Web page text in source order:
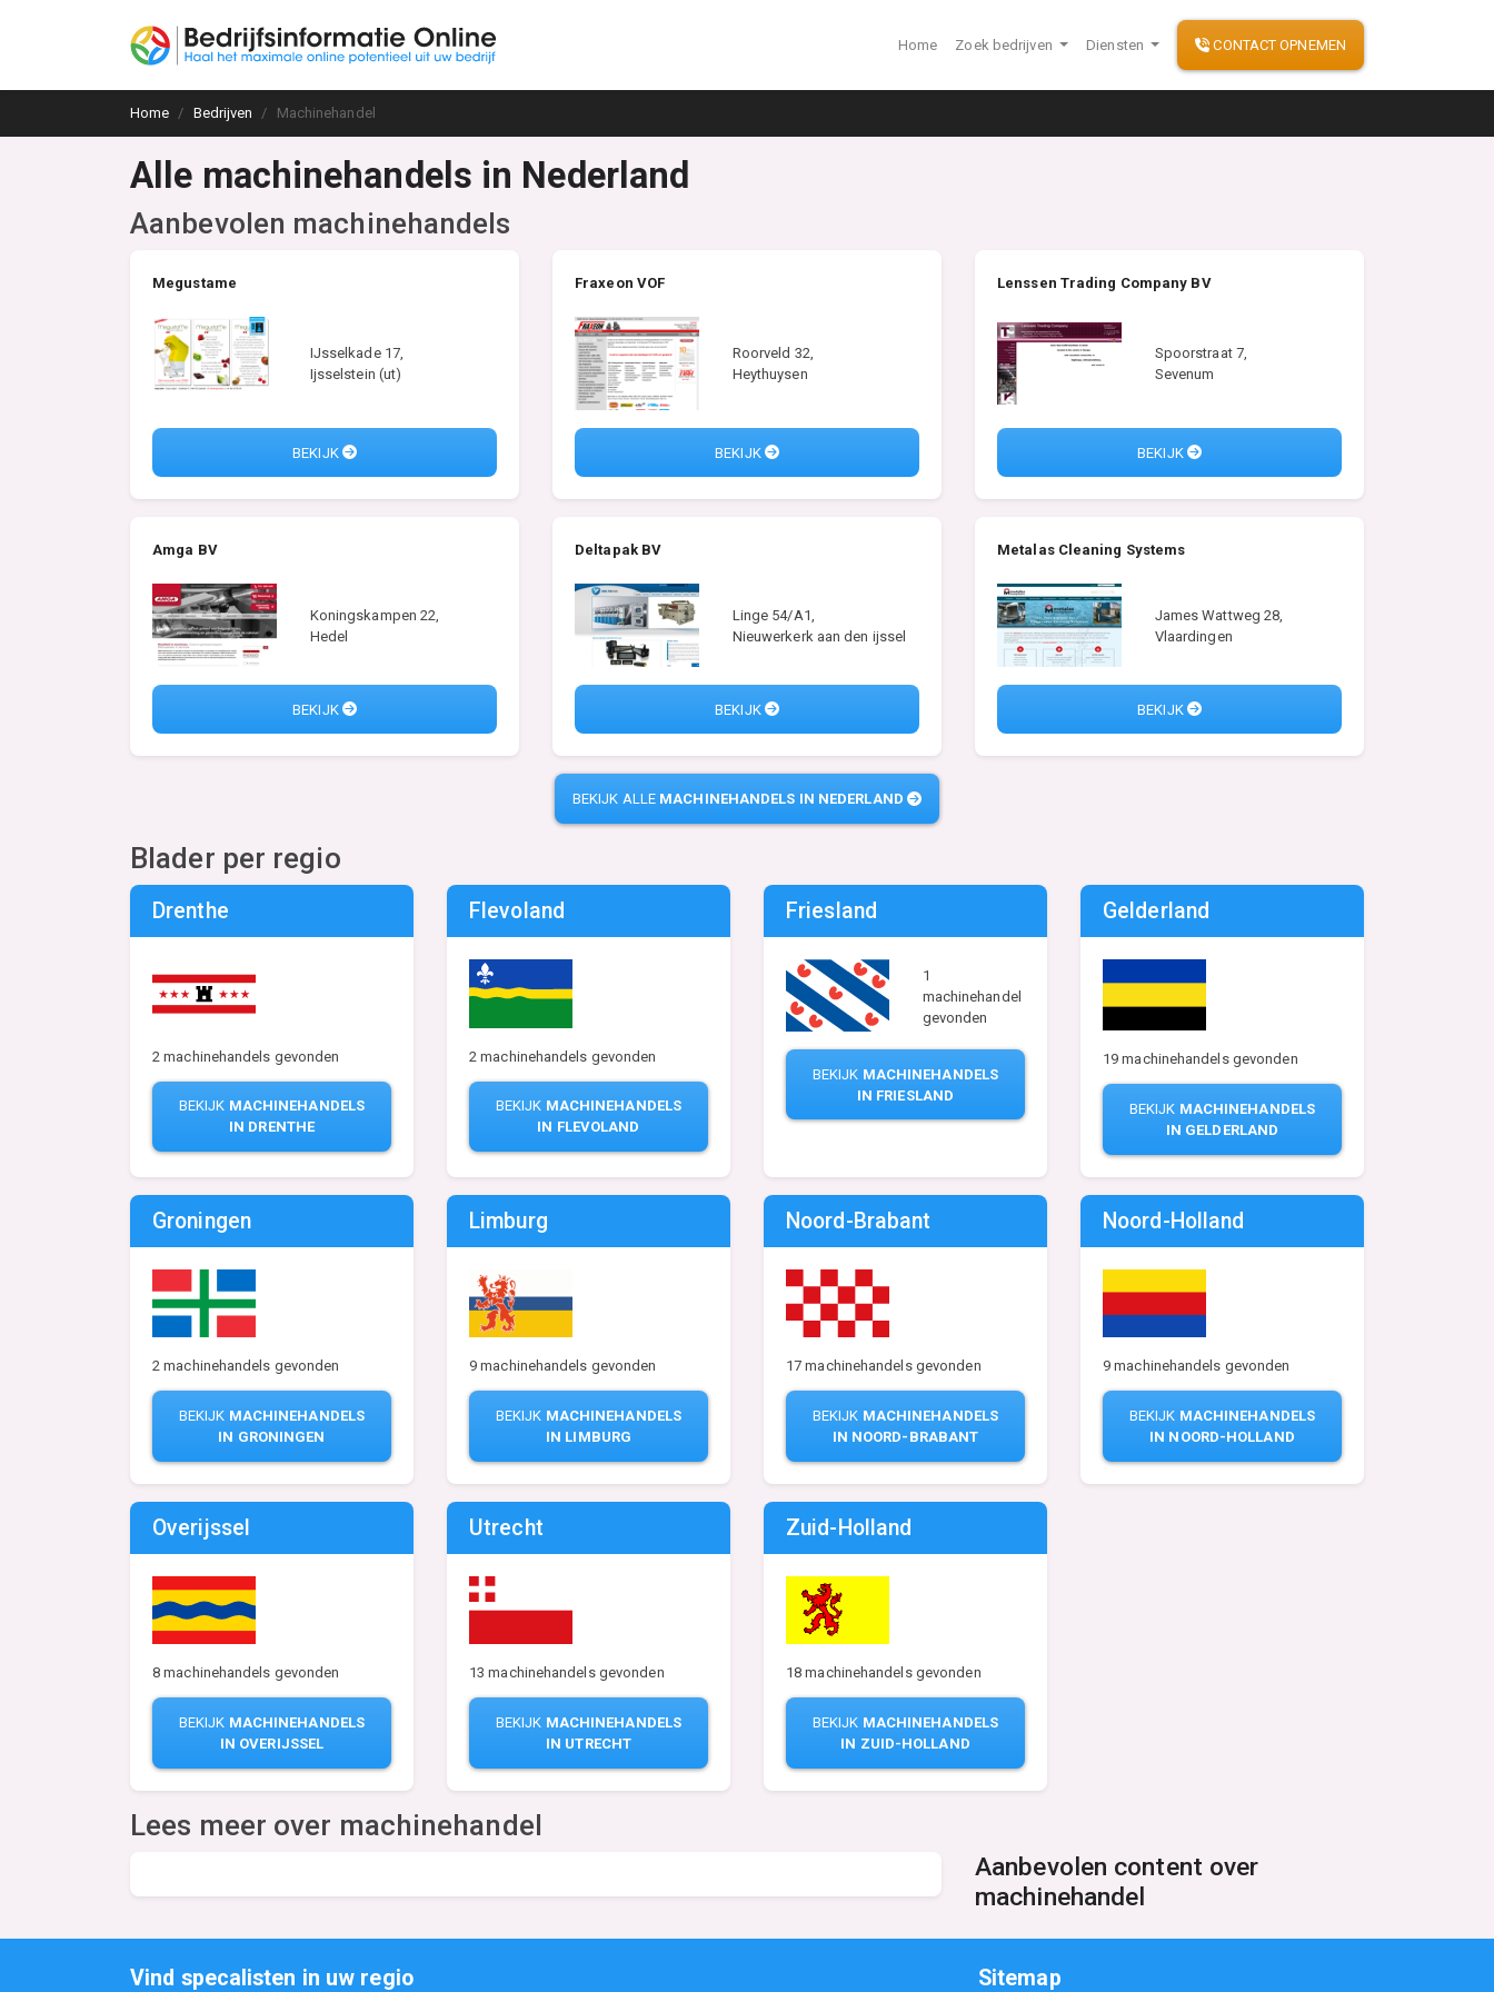
Home Zoek bedrijven Diensten CONTACT OPNEMEN
Home Bedrijven Machinehandel
Alle machinehandels in Nederland
Aanbevolen machinehandels
Megustame
IJsselkade 17,
Ijsselstein (ut)
BEKIJK
Fraxeon VOF
Roorveld 32,
Heythuysen
BEKIJK
Lenssen Trading Company BV
Spoorstraat 7,
Sevenum
BEKIJK
Amga BV
Koningskampen 22,
Hedel
BEKIJK
Deltapak BV
Linge 54/A1,
Nieuwerkerk aan den ijssel
BEKIJK
Metalas Cleaning Systems
James Wattweg 28,
Vlaardingen
BEKIJK
BEKIJK ALLE MACHINEHANDELS IN NEDERLAND
Blader per regio
Drenthe
2 machinehandels gevonden
BEKIJK MACHINEHANDELS
IN DRENTHE
Flevoland
2 machinehandels gevonden
BEKIJK MACHINEHANDELS
IN FLEVOLAND
Friesland
1
machinehandel
gevonden
BEKIJK MACHINEHANDELS
IN FRIESLAND
Gelderland
19 machinehandels gevonden
BEKIJK MACHINEHANDELS
IN GELDERLAND
Groningen
2 machinehandels gevonden
BEKIJK MACHINEHANDELS
IN GRONINGEN
Limburg
9 machinehandels gevonden
BEKIJK MACHINEHANDELS
IN LIMBURG
Noord-Brabant
17 machinehandels gevonden
BEKIJK MACHINEHANDELS
IN NOORD-BRABANT
Noord-Holland
9 machinehandels gevonden
BEKIJK MACHINEHANDELS
IN NOORD-HOLLAND
Overijssel
8 machinehandels gevonden
BEKIJK MACHINEHANDELS
IN OVERIJSSEL
Utrecht
13 machinehandels gevonden
BEKIJK MACHINEHANDELS
IN UTRECHT
Zuid-Holland
18 machinehandels gevonden
BEKIJK MACHINEHANDELS
IN ZUID-HOLLAND
Lees meer over machinehandel
Aanbevolen content over
machinehandel
Vind specalisten in uw regio Sitemap